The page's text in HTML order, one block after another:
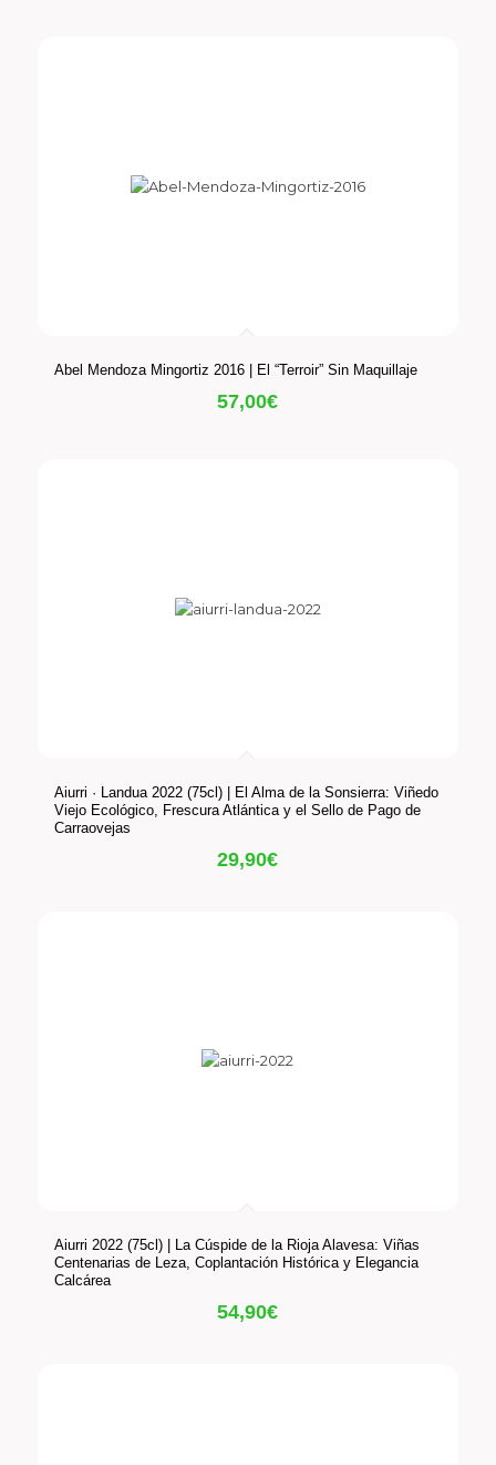
Abel Mendoza Mingortiz 2016 | El “Terroir” Sin Maquillaje
57,00€
Aiurri · Landua 2022 (75cl) | El Alma de la Sonsierra: Viñedo
Viejo Ecológico, Frescura Atlántica y el Sello de Pago de
Carraovejas
29,90€
Aiurri 2022 (75cl) | La Cúspide de la Rioja Alavesa: Viñas
Centenarias de Leza, Coplantación Histórica y Elegancia
Calcárea
54,90€